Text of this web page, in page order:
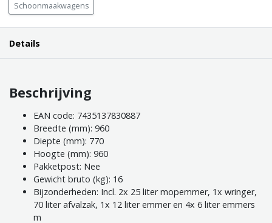
Schoonmaakwagens
Details
Beschrijving
EAN code: 7435137830887
Breedte (mm): 960
Diepte (mm): 770
Hoogte (mm): 960
Pakketpost: Nee
Gewicht bruto (kg): 16
Bijzonderheden: Incl. 2x 25 liter mopemmer, 1x wringer,
70 liter afvalzak, 1x 12 liter emmer en 4x 6 liter emmers
m